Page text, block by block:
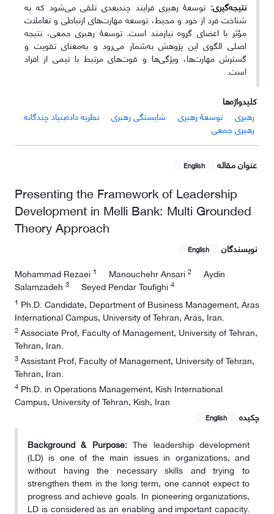
نتیجه‌گیری: توسعۀ رهبری فرایند چندبعدی تلقی می‌شود که به
شناخت فرد از خود و محیط، توسعه مهارت‌های ارتباطی و تعاملات
مؤثر با اعضای گروه نیازمند است. توسعۀ رهبری جمعی، نتیجه
اصلی الگوی این پژوهش به‌شمار می‌رود و به‌معنای تقویت و
گسترش مهارت‌ها، ویژگی‌ها و قوت‌های مرتبط با تیمی از افراد
است.
کلیدواژه‌ها
رهبری
توسعۀ رهبری شایستگی رهبری
نظریه داده‌بنیاد چندگانه
رهبری جمعی
عنوان مقاله English
Presenting the Framework of Leadership
Development in Melli Bank: Multi Grounded
Theory Approach
نویسندگان English
Mohammad Rezaei 1 Manouchehr Ansari 2
Aydin
Salamzadeh 3 Seyed Pendar Toufighi 4
1 Ph.D. Candidate, Department of Business Management, Aras
International Campus, University of Tehran, Aras, Iran.
2 Associate Prof, Faculty of Management, University of Tehran,
Tehran, Iran.
3 Assistant Prof, Faculty of Management, University of Tehran,
Tehran, Iran.
4 Ph.D. in Operations Management, Kish International
Campus, University of Tehran, Kish, Iran
چکیده
English
Background & Purpose:The leadership development
(LD) is one of the main issues in organizations, and
without having the necessary skills and trying to
strengthen them in the long term, one cannot expect to
progress and achieve goals. In pioneering organizations,
LD is considered as an enabling and important capacity.